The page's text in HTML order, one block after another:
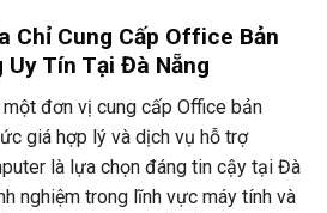
Chỉ Cung Cấp Office Bản
Uy Tín Tại Đà Nẵng
đơn vị cung cấp Office bản
giá hợp lý và dịch vụ hỗ trợ
là lựa chọn đáng tin cậy tại Đà
nghiệm trong lĩnh vực máy tính và